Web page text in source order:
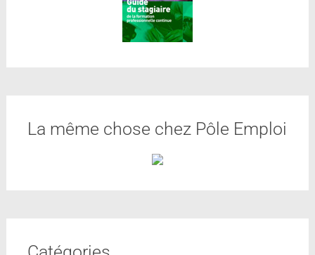
La même chose chez Pôle Emploi